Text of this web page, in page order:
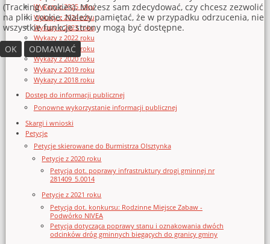
Wykazy z 2025 roku
Wykazy z 2024 roku
Wykazy z 2023 roku
Wykazy z 2022 roku
Wykazy z 2021 roku
Wykazy z 2020 roku
Wykazy z 2019 roku
Wykazy z 2018 roku
Dostęp do informacji publicznej
Ponowne wykorzystanie informacji publicznej
Skargi i wnioski
Petycje
Petycje skierowane do Burmistrza Olsztynka
Petycje z 2020 roku
Petycja dot. poprawy infrastruktury drogi gminnej nr
281409_5.0014
Petycje z 2021 roku
Petycja dot. konkursu: Rodzinne Miejsce Zabaw -
Podwórko NIVEA
Petycja dotycząca poprawy stanu i oznakowania dwóch
odcinków dróg gminnych biegących do granicy gminy
(Tracking Cookies). Możesz sam zdecydować, czy chcesz zezwolić
na pliki cookie. Należy pamiętać, że w przypadku odrzucenia, nie
wszystkie funkcje strony mogą być dostępne.
OK
ODMAWIAĆ